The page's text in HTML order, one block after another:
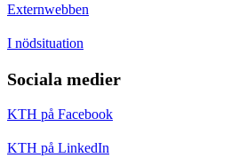
Externwebben
I nödsituation
Sociala medier
KTH på Facebook
KTH på LinkedIn